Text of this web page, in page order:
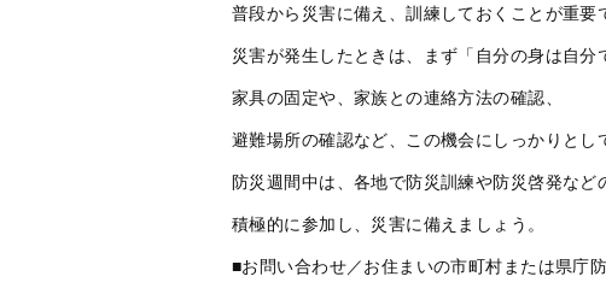
普段から災害に備え、訓練しておくことが重要
災害が発生したときは、まず「自分の身は自分
家具の固定や、家族との連絡方法の確認、
避難場所の確認など、この機会にしっかりとし
防災週間中は、各地で防災訓練や防災啓発など
積極的に参加し、災害に備えましょう。
■お問い合わせ／お住まいの市町村または県庁